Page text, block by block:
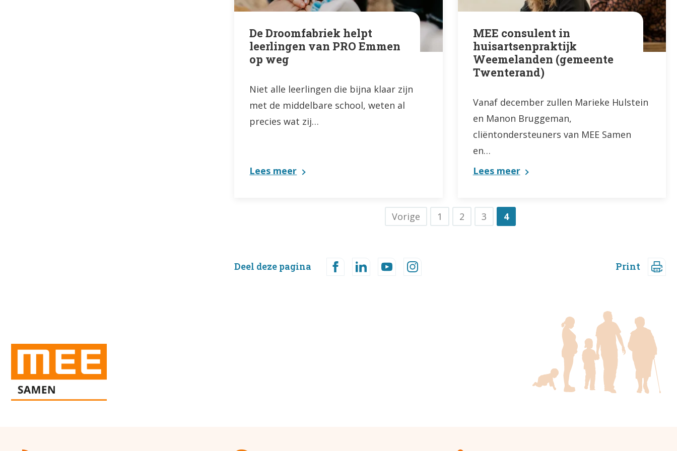
De Droomfabriek helpt
leerlingen van PRO Emmen
op weg
Niet alle leerlingen die bijna klaar zijn
met de middelbare school, weten al
precies wat zij…
Lees meer
MEE consulent in
huisartsenpraktijk
Weemelanden (gemeente
Twenterand)
Vanaf december zullen Marieke Hulstein
en Manon Bruggeman,
cliëntondersteuners van MEE Samen
en…
Lees meer
Vorige 1 2 3 4
Deel deze pagina Print